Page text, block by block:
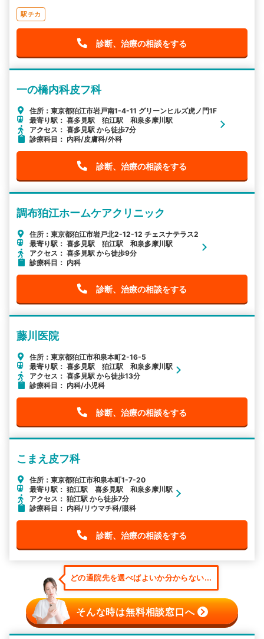
駅チカ
診断、治療の相談をする
一の橋内科皮フ科
住所：東京都狛江市岩戸南1-4-11 グリーンヒルズ虎ノ門1F
最寄り駅： 喜多見駅 狛江駅 和泉多摩川駅
アクセス： 喜多見駅 から徒歩7分
診療科目： 内科/皮膚科/外科
診断、治療の相談をする
調布狛江ホームケアクリニック
住所：東京都狛江市岩戸北2-12-12 チェスナテラス2
最寄り駅： 喜多見駅 狛江駅 和泉多摩川駅
アクセス： 喜多見駅 から徒歩9分
診療科目： 内科
診断、治療の相談をする
藤川医院
住所：東京都狛江市和泉本町2-16-5
最寄り駅： 喜多見駅 狛江駅 和泉多摩川駅
アクセス： 喜多見駅 から徒歩13分
診療科目： 内科/小児科
診断、治療の相談をする
こまえ皮フ科
住所：東京都狛江市和泉本町1-7-20
最寄り駅： 狛江駅 喜多見駅 和泉多摩川駅
アクセス： 狛江駅 から徒歩7分
診療科目： 内科/リウマチ科/眼科
診断、治療の相談をする
どの通院先を選べばよいか分からない...
そんな時は無料相談窓口へ